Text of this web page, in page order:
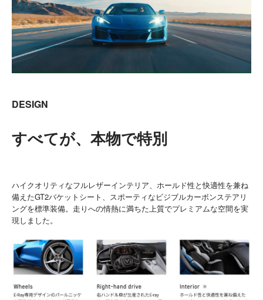
DESIGN
すべてが、本物で特別
ハイクオリティなフルレザーインテリア、ホールド性と快適性を兼ね
備えたGT2バケットシート、スポーティなビジブルカーボンステアリ
ングを標準装備。走りへの情熱に満ちた上質でプレミアムな空間を実
現しました。